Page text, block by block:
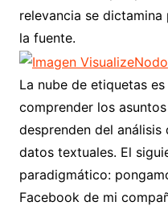
relevancia se
la fuente.
La nube de etiquetas
comprender los
desprenden del
datos textuales. El
paradigmático:
Facebook de mi